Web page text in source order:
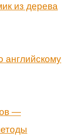
из дерева
английскому
—